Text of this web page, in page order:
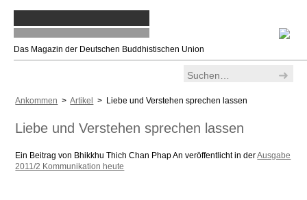
Das Magazin der Deutschen Buddhistischen Union
Ankommen >Artikel > Liebe und Verstehen sprechen lassen
Liebe und Verstehen sprechen lassen
Ein Beitrag von Bhikkhu Thich Chan Phap An veröffentlicht in derAusgabe
2011/2 Kommunikation heute